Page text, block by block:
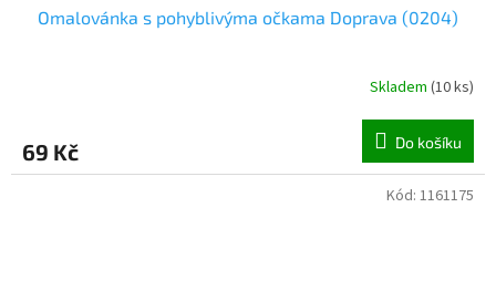
Omalovánka s pohyblivýma očkama Doprava (0204)
Skladem (10 ks)
69 Kč Do košíku
Kód: 1161175